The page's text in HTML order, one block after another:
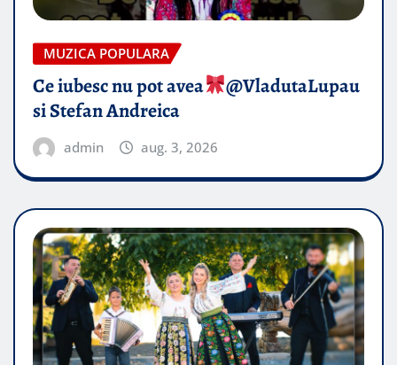
MUZICA POPULARA
Ce iubesc nu pot avea
​@VladutaLupau
si Stefan Andreica
admin aug. 3, 2026